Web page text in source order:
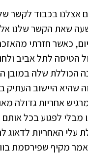
אצלנו בכבוד
שאת הקשר שלנו
כאשר חזרתי
הטיסה לתל אביב
שלה במובן
שהיא היישוב העתיק
אחריות גדולה
מבלי לפגוע בכל אותם
האחריות לדאוג
היתה ב-3891, במאמר מקיף